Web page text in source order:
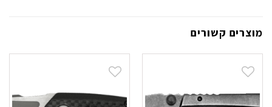
מוצרים קשורים